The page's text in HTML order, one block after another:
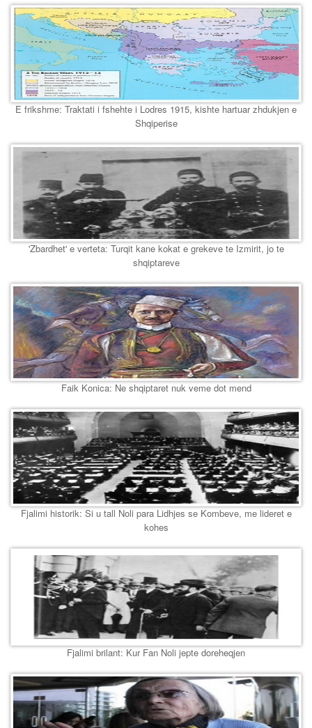
E frikshme: Traktati i fshehte i Lodres 1915, kishte hartuar zhdukjen e
Shqiperise
'Zbardhet' e verteta: Turqit kane kokat e grekeve te Izmirit, jo te
shqiptareve
Faik Konica: Ne shqiptaret nuk veme dot mend
Fjalimi historik: Si u tall Noli para Lidhjes se Kombeve, me lideret e
kohes
Fjalimi brilant: Kur Fan Noli jepte doreheqjen